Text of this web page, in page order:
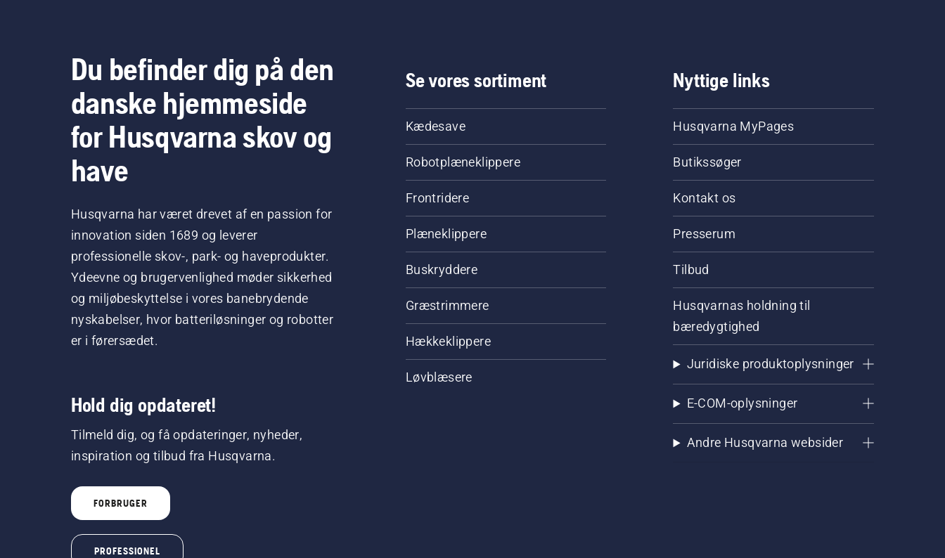
Du befinder dig på den
danske hjemmeside
for Husqvarna skov og
have
Husqvarna har været drevet af en passion for
innovation siden 1689 og leverer
professionelle skov-, park- og haveprodukter.
Ydeevne og brugervenlighed møder sikkerhed
og miljøbeskyttelse i vores banebrydende
nyskabelser, hvor batteriløsninger og robotter
er i førersædet.
Hold dig opdateret!
Tilmeld dig, og få opdateringer, nyheder,
inspiration og tilbud fra Husqvarna.
FORBRUGER
PROFESSIONEL
Se vores sortiment
Kædesave
Robotplæneklippere
Frontridere
Plæneklippere
Buskryddere
Græstrimmere
Hækkeklippere
Løvblæsere
Nyttige links
Husqvarna MyPages
Butikssøger
Kontakt os
Presserum
Tilbud
Husqvarnas holdning til
bæredygtighed
Juridiske produktoplysninger
E-COM-oplysninger
Andre Husqvarna websider